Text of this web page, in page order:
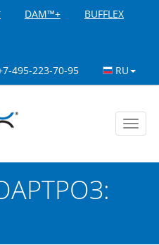
DAM™+ BUFFLEX
495-223-70-95 RU